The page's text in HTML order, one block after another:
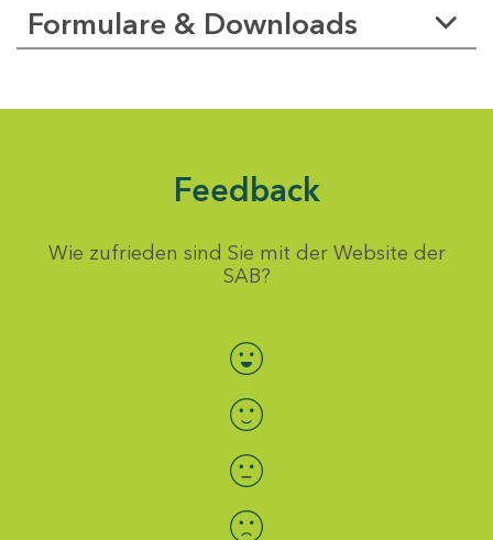
Formulare & Downloads
Feedback
Wie zufrieden sind Sie mit der Website der
SAB?
Bewertung auswählen